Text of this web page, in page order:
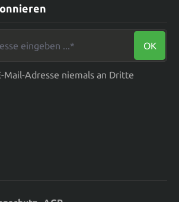
OK
Mail-Adresse niemals an Dritte